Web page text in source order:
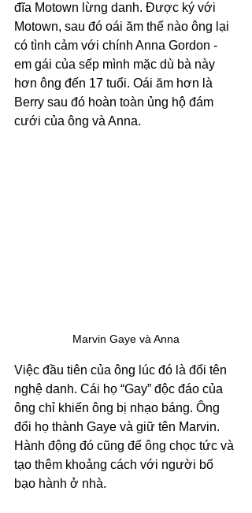
đĩa Motown lừng danh. Được ký với
Motown, sau đó oái ăm thế nào ông lại
có tình cảm với chính Anna Gordon -
em gái của sếp mình mặc dù bà này
hơn ông đến 17 tuổi. Oái ăm hơn là
Berry sau đó hoàn toàn ủng hộ đám
cưới của ông và Anna.
Marvin Gaye và Anna
Việc đầu tiên của ông lúc đó là đổi tên
nghệ danh. Cái họ “Gay” độc đáo của
ông chỉ khiến ông bị nhạo báng. Ông
đổi họ thành Gaye và giữ tên Marvin.
Hành động đó cũng để ông chọc tức và
tạo thêm khoảng cách với người bố
bạo hành ở nhà.